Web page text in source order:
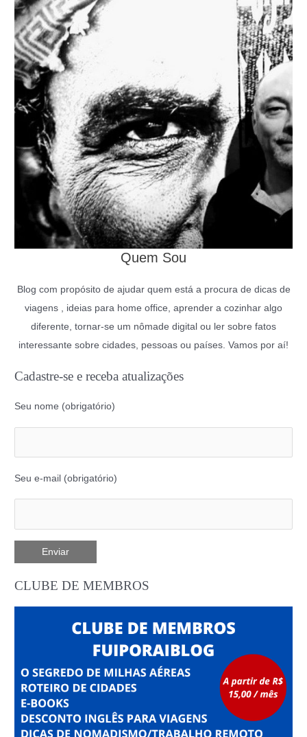
Quem Sou
Blog com propósito de ajudar quem está a procura de dicas de
viagens , ideias para home office, aprender a cozinhar algo
diferente, tornar-se um nômade digital ou ler sobre fatos
interessante sobre cidades, pessoas ou países. Vamos por aí!
Cadastre-se e receba atualizações
Seu nome (obrigatório)
Seu e-mail (obrigatório)
CLUBE DE MEMBROS